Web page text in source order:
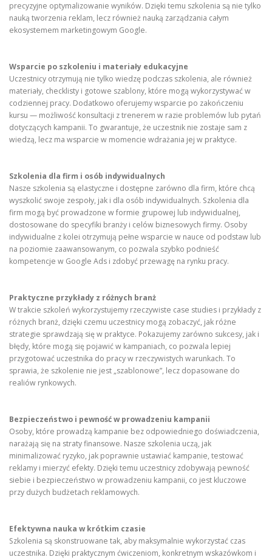
precyzyjne optymalizowanie wyników. Dzięki temu szkolenia są nie tylko
nauką tworzenia reklam, lecz również nauką zarządzania całym
ekosystemem marketingowym Google.
Wsparcie po szkoleniu i materiały edukacyjne
Uczestnicy otrzymują nie tylko wiedzę podczas szkolenia, ale również
materiały, checklisty i gotowe szablony, które mogą wykorzystywać w
codziennej pracy. Dodatkowo oferujemy wsparcie po zakończeniu
kursu — możliwość konsultacji z trenerem w razie problemów lub pytań
dotyczących kampanii. To gwarantuje, że uczestnik nie zostaje sam z
wiedzą, lecz ma wsparcie w momencie wdrażania jej w praktyce.
Szkolenia dla firm i osób indywidualnych
Nasze szkolenia są elastyczne i dostępne zarówno dla firm, które chcą
wyszkolić swoje zespoły, jak i dla osób indywidualnych. Szkolenia dla
firm mogą być prowadzone w formie grupowej lub indywidualnej,
dostosowane do specyfiki branży i celów biznesowych firmy. Osoby
indywidualne z kolei otrzymują pełne wsparcie w nauce od podstaw lub
na poziomie zaawansowanym, co pozwala szybko podnieść
kompetencje w Google Ads i zdobyć przewagę na rynku pracy.
Praktyczne przykłady z różnych branż
W trakcie szkoleń wykorzystujemy rzeczywiste case studies i przykłady z
różnych branż, dzięki czemu uczestnicy mogą zobaczyć, jak różne
strategie sprawdzają się w praktyce. Pokazujemy zarówno sukcesy, jak i
błędy, które mogą się pojawić w kampaniach, co pozwala lepiej
przygotować uczestnika do pracy w rzeczywistych warunkach. To
sprawia, że szkolenie nie jest „szablonowe”, lecz dopasowane do
realiów rynkowych.
Bezpieczeństwo i pewność w prowadzeniu kampanii
Osoby, które prowadzą kampanie bez odpowiedniego doświadczenia,
narażają się na straty finansowe. Nasze szkolenia uczą, jak
minimalizować ryzyko, jak poprawnie ustawiać kampanie, testować
reklamy i mierzyć efekty. Dzięki temu uczestnicy zdobywają pewność
siebie i bezpieczeństwo w prowadzeniu kampanii, co jest kluczowe
przy dużych budżetach reklamowych.
Efektywna nauka w krótkim czasie
Szkolenia są skonstruowane tak, aby maksymalnie wykorzystać czas
uczestnika. Dzięki praktycznym ćwiczeniom, konkretnym wskazówkom i